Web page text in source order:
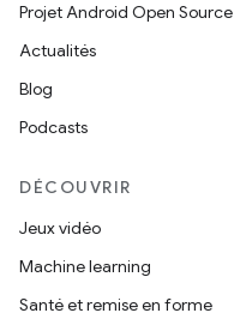
Projet Android Open Source
Actualités
Blog
Podcasts
DÉCOUVRIR
Jeux vidéo
Machine learning
Santé et remise en forme